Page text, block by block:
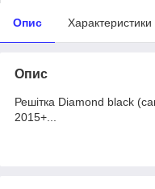
Опис Характеристики
Опис
Решітка Diamond black
2015+...